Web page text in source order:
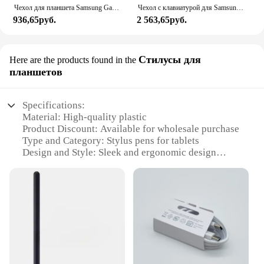
Чехол для планшета Samsung Galaxy Tab S7 FE S8 S9 Plus A8 S6 Lite, Чехол для iPad Pro 11 12 9 iPad 7 8 9 Gen Air 4 5, чехол для планшета
936,65руб.
Чехол с клавиатурой для Samsung Galaxy Tab A9 Plus, чехол для планшета S6 Lite 10,4 дюйма S7 S8 S9 11 дюймов S7 + S8 + S9 + S9 FE + 12,4 дюйма
2 563,65руб.
Here are the products found in the Стилусы для
планшетов
Specifications:
Material: High-quality plastic
Product Discount: Available for wholesale purchase
Type and Category: Stylus pens for tablets
Design and Style: Sleek and ergonomic design
creativity on touchscreens
Parts and Accessories: Includes multiple styli in a